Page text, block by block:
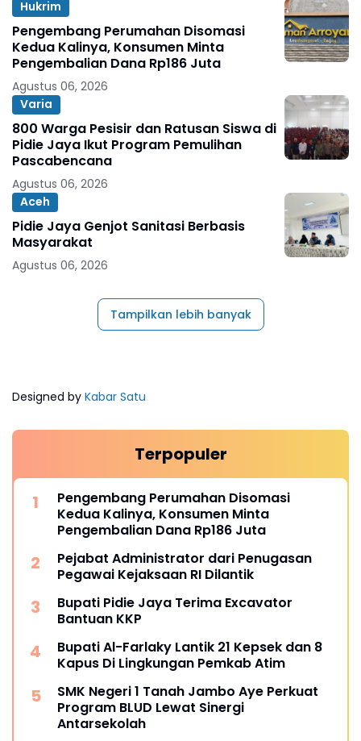
Hukrim
Pengembang Perumahan Disomasi
Kedua Kalinya, Konsumen Minta
Pengembalian Dana Rp186 Juta
Agustus 06, 2026
Varia
800 Warga Pesisir dan Ratusan Siswa di
Pidie Jaya Ikut Program Pemulihan
Pascabencana
Agustus 06, 2026
Aceh
Pidie Jaya Genjot Sanitasi Berbasis
Masyarakat
Agustus 06, 2026
Tampilkan lebih banyak
Designed by Kabar Satu
Terpopuler
Pengembang Perumahan Disomasi
Kedua Kalinya, Konsumen Minta
Pengembalian Dana Rp186 Juta
Pejabat Administrator dari Penugasan
Pegawai Kejaksaan RI Dilantik
Bupati Pidie Jaya Terima Excavator
Bantuan KKP
Bupati Al-Farlaky Lantik 21 Kepsek dan 8
Kapus Di Lingkungan Pemkab Atim
SMK Negeri 1 Tanah Jambo Aye Perkuat
Program BLUD Lewat Sinergi
Antarsekolah